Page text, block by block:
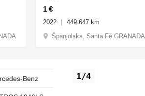
1 €
2022
449.647 km
Španjolska, Santa Fé GRANADA
1/4
Benz